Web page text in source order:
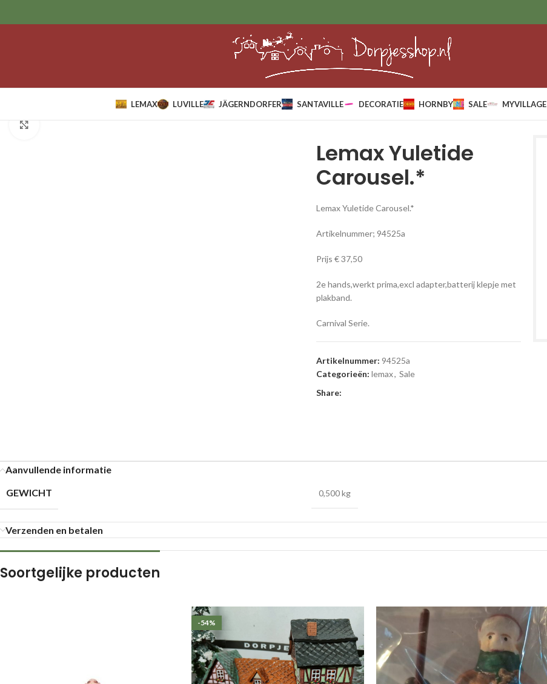
LEMAX LUVILLE JÄGERNDORFER SANTAVILLE DECORATIE HORNBY SALE MYVILLAGE
Lemax Yuletide
Carousel.*
Lemax Yuletide Carousel.*
Artikelnummer; 94525a
Prijs € 37,50
2e hands,werkt prima,excl adapter,batterij klepje met
plakband.
Carnival Serie.
Artikelnummer: 94525a
Categorieën: lemax, Sale
Share:
Aanvullende informatie
GEWICHT
0,500 kg
Verzenden en betalen
Soortgelijke producten
-54%